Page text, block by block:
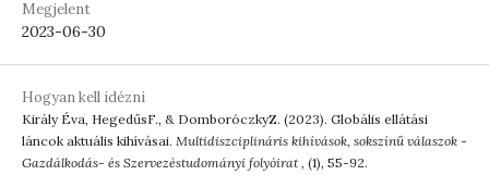
Megjelent
2023-06-30
Hogyan kell idézni
Király Éva, HegedűsF., & DomboróczkyZ. (2023). Globális ellátási
láncok aktuális kihívásai. Multidiszciplináris kihívások, sokszínű válaszok -
Gazdálkodás- és Szervezéstudományi folyóirat, (1), 55-92.